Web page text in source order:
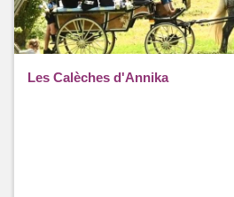
Les Calèches d'Annika